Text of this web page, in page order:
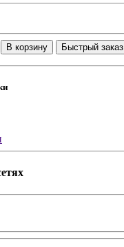
В корзину Быстрый заказ